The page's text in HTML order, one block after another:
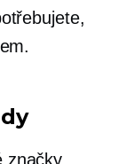
značky